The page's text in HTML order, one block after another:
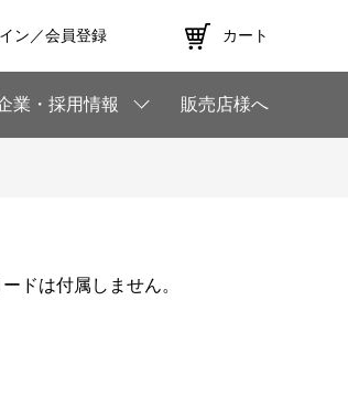
ン／会員登録 カート
業・採用情報 販売店様へ
ドは付属しません。